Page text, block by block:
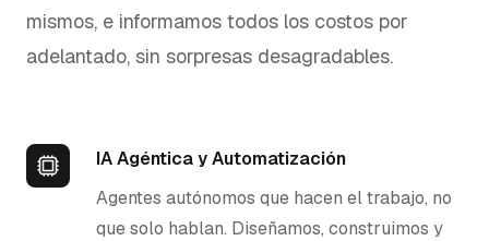
mismos, e informamos todos los costos por
adelantado, sin sorpresas desagradables.
IA Agéntica y Automatización
Agentes autónomos que hacen el trabajo, no
que solo hablan. Diseñamos, construimos y